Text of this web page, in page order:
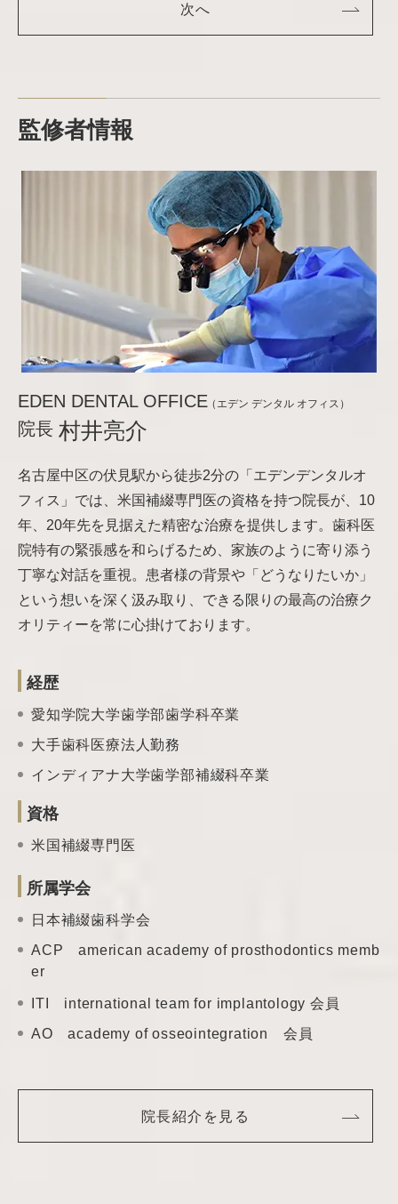
次へ
監修者情報
EDEN DENTAL OFFICE（エデン デンタル オフィス）
院長 村井亮介
名古屋中区の伏見駅から徒歩2分の「エデンデンタルオ
フィス」では、米国補綴専門医の資格を持つ院長が、10
年、20年先を見据えた精密な治療を提供します。歯科医
院特有の緊張感を和らげるため、家族のように寄り添う
丁寧な対話を重視。患者様の背景や「どうなりたいか」
という想いを深く汲み取り、できる限りの最高の治療ク
オリティーを常に心掛けております。
経歴
愛知学院大学歯学部歯学科卒業
大手歯科医療法人勤務
インディアナ大学歯学部補綴科卒業
資格
米国補綴専門医
所属学会
日本補綴歯科学会
ACP american academy of prosthodontics memb
er
ITI international teamfor implantology 会員
AO academy ofosseointegration 会員
院長紹介を見る